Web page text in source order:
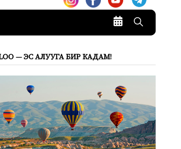
— ЭС АЛУУГА БИР КАДАМ!